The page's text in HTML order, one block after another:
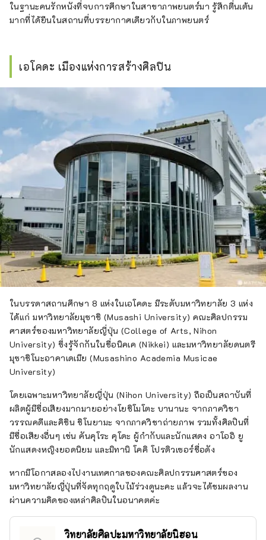
ในฐานะคนรักหนังที่จบการศึกษาในสาขาภาพยนตร์มา รู้สึกตื่นเต้น
มากที่ได้ยืนในสถานที่บรรยากาศเดียวกับในภาพยนตร์
เอโคดะ เมืองแห่งการสร้างศิลปิน
ในบรรดาสถานศึกษา 8 แห่งในเอโคดะ มีระดับมหาวิทยาลัย 3 แห่ง
ได้แก่ มหาวิทยาลัยมุซาชิ (Musashi University) คณะศิลปกรรม
ศาสตร์ของมหาวิทยาลัยญี่ปุ่น (College of Arts, Nihon
University) ซึ่งรู้จักกันในชื่อนิคเค (Nikkei) และมหาวิทยาลัยดนตรี
มุซาชิโนะอาคาเดเมีย (Musashino Academia Musicae
University)
โดยเฉพาะมหาวิทยาลัยญี่ปุ่น (Nihon University) ถือเป็นสถาบันที่
ผลิตผู้มีชื่อเสียงมากมายอย่างโยชิโมโตะ บานานะ จากภาควิชา
วรรณคดีและคิชิน ชิโนยามะ จากภาควิชาถ่ายภาพ รวมทั้งศิลปินที่
มีชื่อเสียงอื่นๆ เช่น คันคุโระ คุโดะ ผู้กำกับและนักแสดง อาโออิ ยู
นักแสดงหญิงยอดนิยม และมิทานิ โคคิ โปรดิวเซอร์ชื่อดัง
หากมีโอกาสลองไปงานเทศกาลของคณะศิลปกรรมศาสตร์ของ
มหาวิทยาลัยญี่ปุ่นที่จัดทุกฤดูใบไม้ร่วงดูนะคะ แล้วจะได้ชมผลงาน
ผ่านความคิดของเหล่าศิลปินในอนาคตค่ะ
วิทยาลัยศิลปะมหาวิทยาลัยนิฮอน